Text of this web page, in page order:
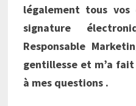
légalement tous vos
signature
Responsable
gentillesse et m’a
à mes questions .